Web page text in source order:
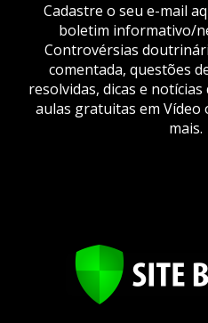
Cadastre o seu e-mail
boletim informativo/
Controvérsias
comentada, questões
resolvidas, dicas e
aulas gratuitas em Vídeo
mais.